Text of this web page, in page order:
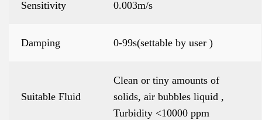
Sensitivity 0.003m/s
Damping 0-99s(settable by user )
Suitable Fluid
Clean or tiny amounts of
solids, air bubbles liquid ,
Turbidity <10000 ppm